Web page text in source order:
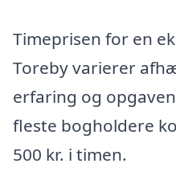
Timeprisen for en
Toreby varierer
erfaring og
fleste bogholdere
500 kr. i timen.